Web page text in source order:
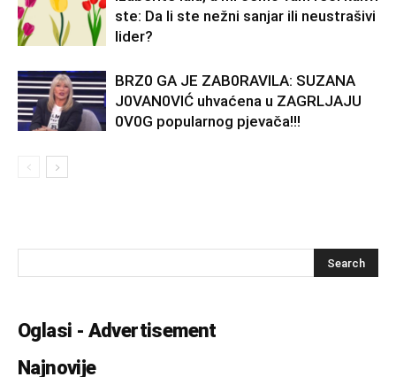
ste: Da li ste nežni sanjar ili neustrašivi
lider?
BRZ0 GA JE ZAB0RAVlLA: SUZANA
J0VAN0VIĆ uhvaćena u ZAGRLJAJU
0V0G popularnog pjevača!!!
Oglasi - Advertisement
Najnovije